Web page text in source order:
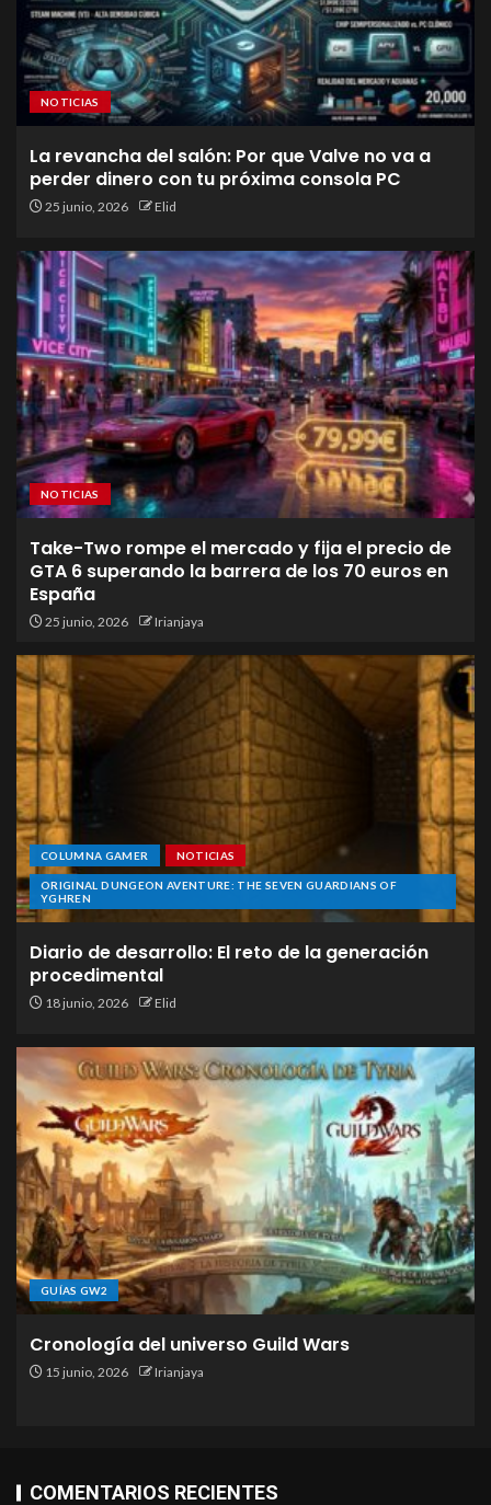
NOTICIAS
La revancha del salón: Por que Valve no va a
perder dinero con tu próxima consola PC
25 junio, 2026 Elid
NOTICIAS
Take-Two rompe el mercado y fija el precio de
GTA 6 superando la barrera de los 70 euros en
España
25 junio, 2026 Irianjaya
COLUMNA GAMER NOTICIAS
ORIGINAL DUNGEON AVENTURE: THE SEVEN GUARDIANS OF
YGHREN
Diario de desarrollo: El reto de la generación
procedimental
18 junio, 2026 Elid
GUÍAS GW2
Cronología del universo Guild Wars
15 junio, 2026 Irianjaya
COMENTARIOS RECIENTES